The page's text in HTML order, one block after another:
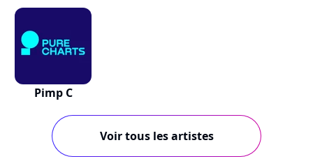
Pimp C
Voir tous les artistes